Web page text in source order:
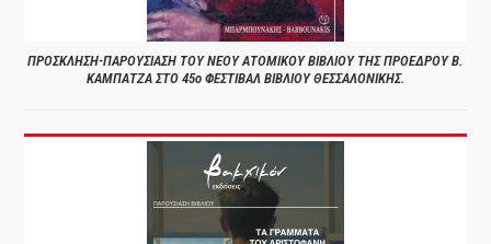
ΠΡΟΣΚΛΗΣΗ-ΠΑΡΟΥΣΙΑΣΗ ΤΟΥ ΝΕΟΥ ΑΤΟΜΙΚΟΥ ΒΙΒΛΙΟΥ ΤΗΣ ΠΡΟΕΔΡΟΥ Β.
ΚΑΜΠΑΤΖΑ ΣΤΟ 45ο ΦΕΣΤΙΒΑΛ ΒΙΒΛΙΟΥ ΘΕΣΣΑΛΟΝΙΚΗΣ.